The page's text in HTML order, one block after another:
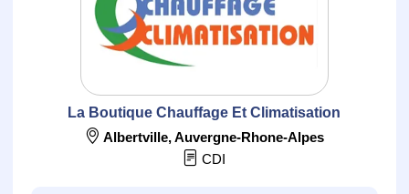
La Boutique Chauffage Et Climatisation
Albertville,Auvergne-Rhone-Alpes
CDI